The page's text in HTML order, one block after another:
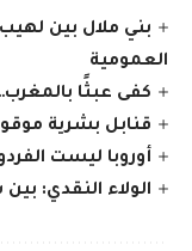
بني ملال بين
العمومية
كفى عبثًا
قنابل بشرية
أوروبا ليست
الولاء النقدي: